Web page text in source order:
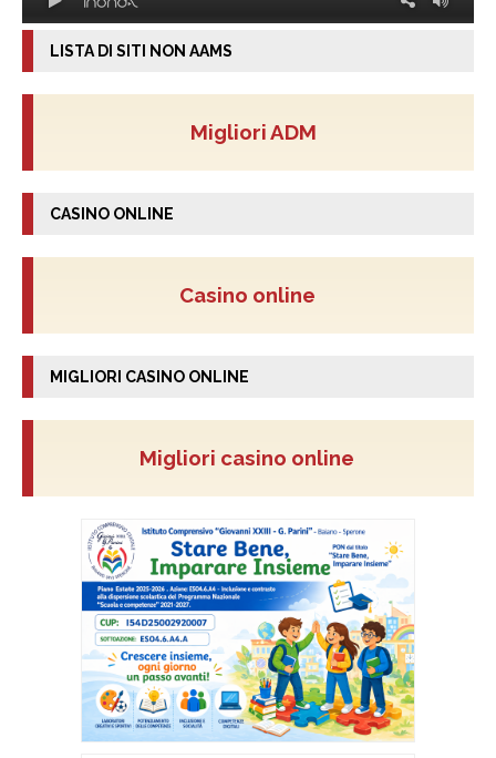
LISTA DI SITI NON AAMS
Migliori ADM
CASINO ONLINE
Casino online
MIGLIORI CASINO ONLINE
Migliori casino online